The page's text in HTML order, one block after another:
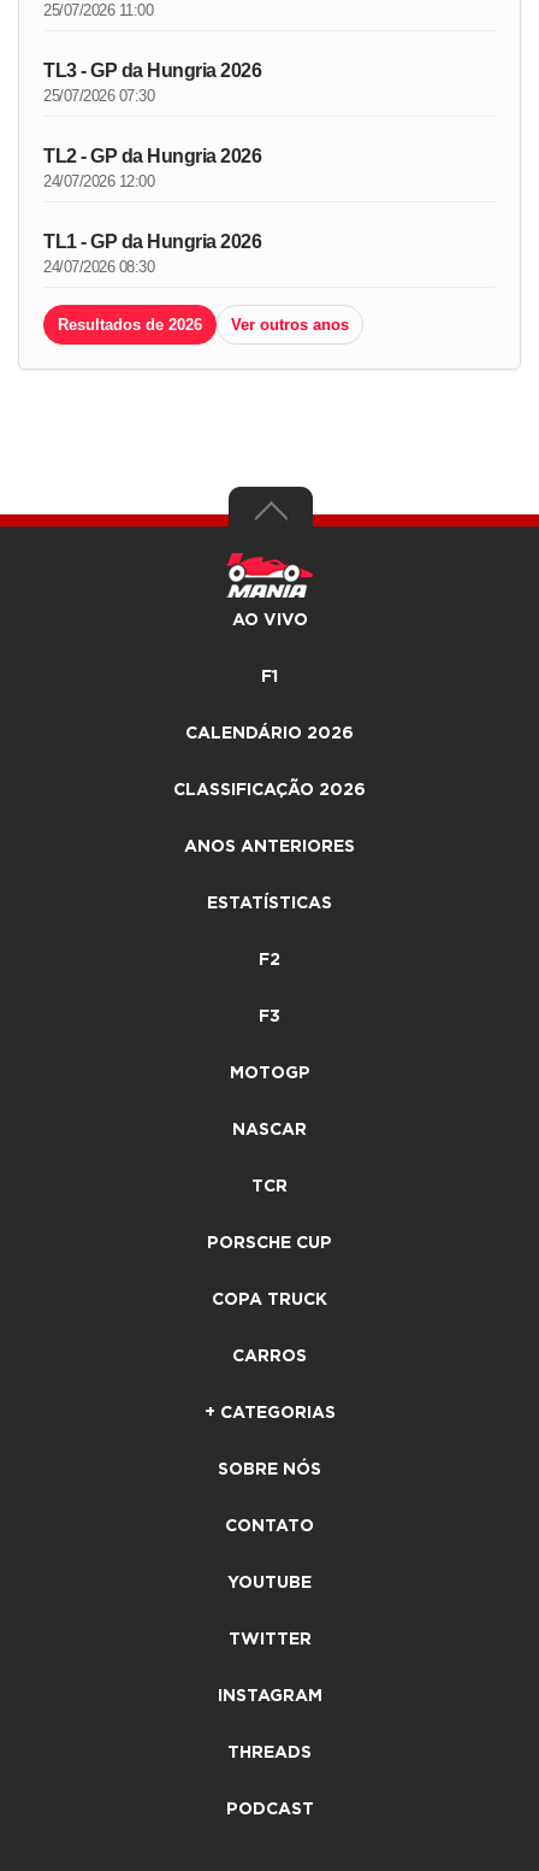
25/07/2026 11:00
TL3 - GP da Hungria 2026
25/07/2026 07:30
TL2 - GP da Hungria 2026
24/07/2026 12:00
TL1 - GP da Hungria 2026
24/07/2026 08:30
Resultados de 2026 Ver outros anos
AO VIVO
F1
CALENDÁRIO 2026
CLASSIFICAÇÃO 2026
ANOS ANTERIORES
ESTATÍSTICAS
F2
F3
MOTOGP
NASCAR
TCR
PORSCHE CUP
COPA TRUCK
CARROS
+ CATEGORIAS
SOBRE NÓS
CONTATO
YOUTUBE
TWITTER
INSTAGRAM
THREADS
PODCAST